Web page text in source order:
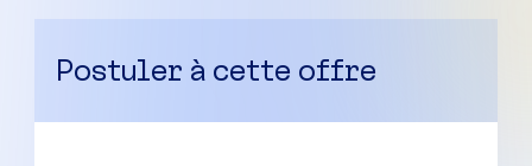
Postuler à cette offre